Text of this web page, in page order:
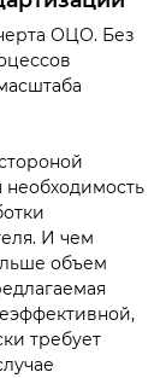
ОЦО. Без
необходимость
И чем
объем
требует